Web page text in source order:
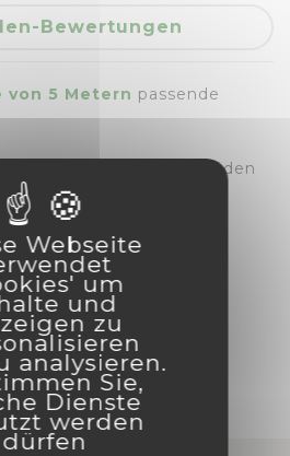
Bewertungen
von 5 Metern passende
die Verankerung im Boden
mm lang.
genutzt werden:
ESPANTO
PLUS
Set
Webseite
um
und
zu
analysieren.
Sie,
Dienste
werden
dürfen